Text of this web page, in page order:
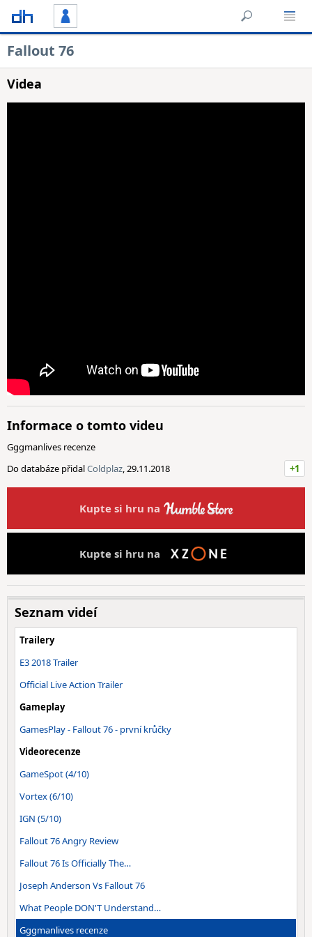
Fallout 76
Videa
Informace o tomto videu
Gggmanlives recenze
Do databáze přidalColdplaz, 29.11.2018 +1
Kupte si hru na
Kupte si hru na
Seznam videí
Trailery
E3 2018 Trailer
Official Live Action Trailer
Gameplay
GamesPlay - Fallout 76 - první krůčky
Videorecenze
GameSpot (4/10)
Vortex (6/10)
IGN (5/10)
Fallout 76 Angry Review
Fallout 76 Is Officially The…
Joseph Anderson Vs Fallout 76
What People DON'T Understand…
Gggmanlives recenze